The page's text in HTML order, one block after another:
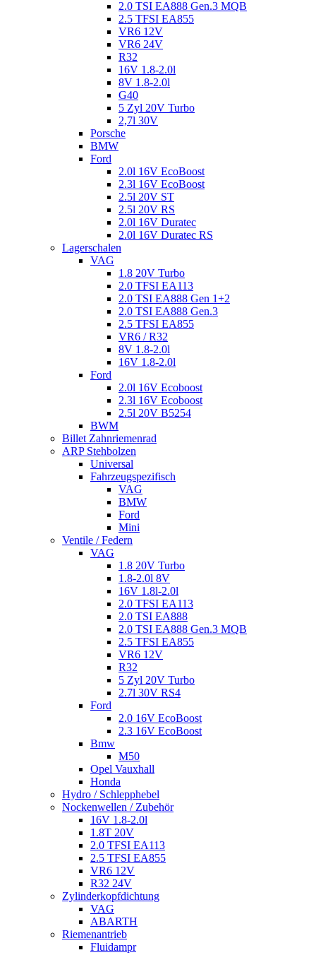
2.0 TSI EA888 Gen.3 MQB
2.5 TFSI EA855
VR6 12V
VR6 24V
R32
16V 1.8-2.0l
8V 1.8-2.0l
G40
5 Zyl 20V Turbo
2,7l 30V
Porsche
BMW
Ford
2.0l 16V EcoBoost
2.3l 16V EcoBoost
2.5l 20V ST
2.5l 20V RS
2.0l 16V Duratec
2.0l 16V Duratec RS
Lagerschalen
VAG
1.8 20V Turbo
2.0 TFSI EA113
2.0 TSI EA888 Gen 1+2
2.0 TSI EA888 Gen.3
2.5 TFSI EA855
VR6 / R32
8V 1.8-2.0l
16V 1.8-2.0l
Ford
2.0l 16V Ecoboost
2.3l 16V Ecoboost
2.5l 20V B5254
BWM
Billet Zahnriemenrad
ARP Stehbolzen
Universal
Fahrzeugspezifisch
VAG
BMW
Ford
Mini
Ventile / Federn
VAG
1.8 20V Turbo
1.8-2.0l 8V
16V 1.8l-2.0l
2.0 TFSI EA113
2.0 TSI EA888
2.0 TSI EA888 Gen.3 MQB
2.5 TFSI EA855
VR6 12V
R32
5 Zyl 20V Turbo
2.7l 30V RS4
Ford
2.0 16V EcoBoost
2.3 16V EcoBoost
Bmw
M50
Opel Vauxhall
Honda
Hydro / Schlepphebel
Nockenwellen / Zubehör
16V 1.8-2.0l
1.8T 20V
2.0 TFSI EA113
2.5 TFSI EA855
VR6 12V
R32 24V
Zylinderkopfdichtung
VAG
ABARTH
Riemenantrieb
Fluidampr